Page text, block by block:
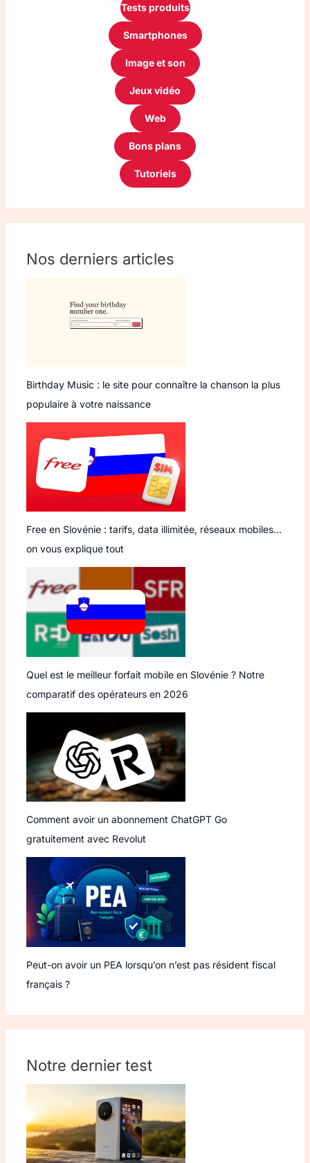
Tests produits
Smartphones
Image et son
Jeux vidéo
Web
Bons plans
Tutoriels
Nos derniers articles
Birthday Music : le site pour connaître la chanson la plus
populaire à votre naissance
Free en Slovénie : tarifs, data illimitée, réseaux mobiles…
on vous explique tout
Quel est le meilleur forfait mobile en Slovénie ? Notre
comparatif des opérateurs en 2026
Comment avoir un abonnement ChatGPT Go
gratuitement avec Revolut
Peut-on avoir un PEA lorsqu’on n’est pas résident fiscal
français ?
Notre dernier test